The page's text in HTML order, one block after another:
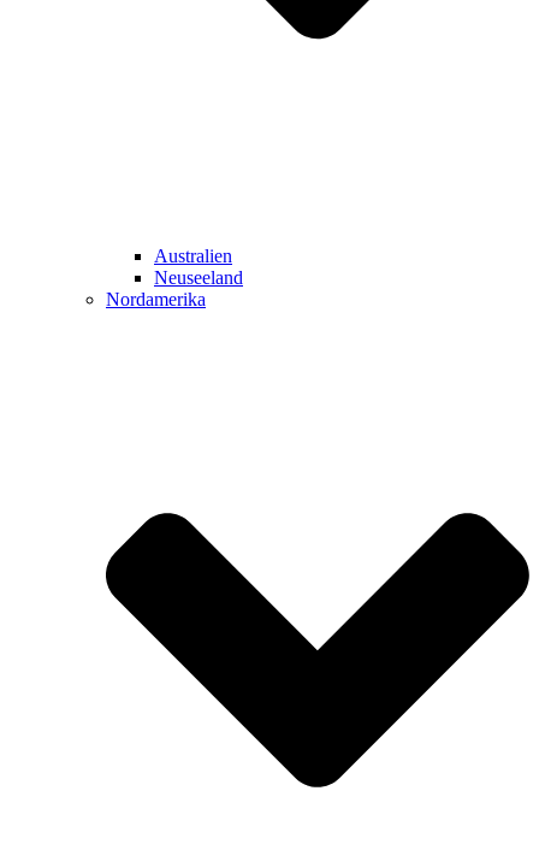
Australien
Neuseeland
Nordamerika